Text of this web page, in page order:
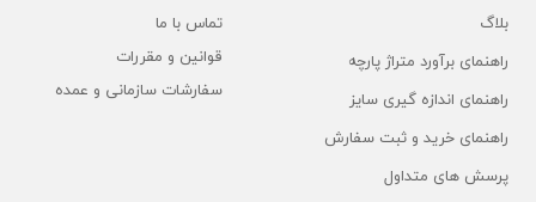
بلاگ
راهنمای برآورد متراژ پارچه
راهنمای اندازه گیری سایز
راهنمای خرید و ثبت سفارش
پرسش های متداول
تماس با ما
قوانین و مقررات
سفارشات سازمانی و عمده